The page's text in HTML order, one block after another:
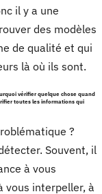
il y a une
des modèles
de qualité et qui
là où ils sont.
vérifier quelque chose quand
toutes les informations qui
?
Souvent, il
à vous
vous interpeller, à